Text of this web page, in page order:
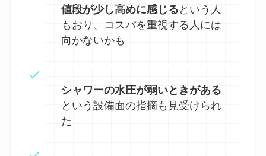
値段が少し高めに感じる という人
もおり、コスパを重視する人には
向かないかも
シャワーの水圧が弱いときがある
という設備面の指摘も見受けられ
た